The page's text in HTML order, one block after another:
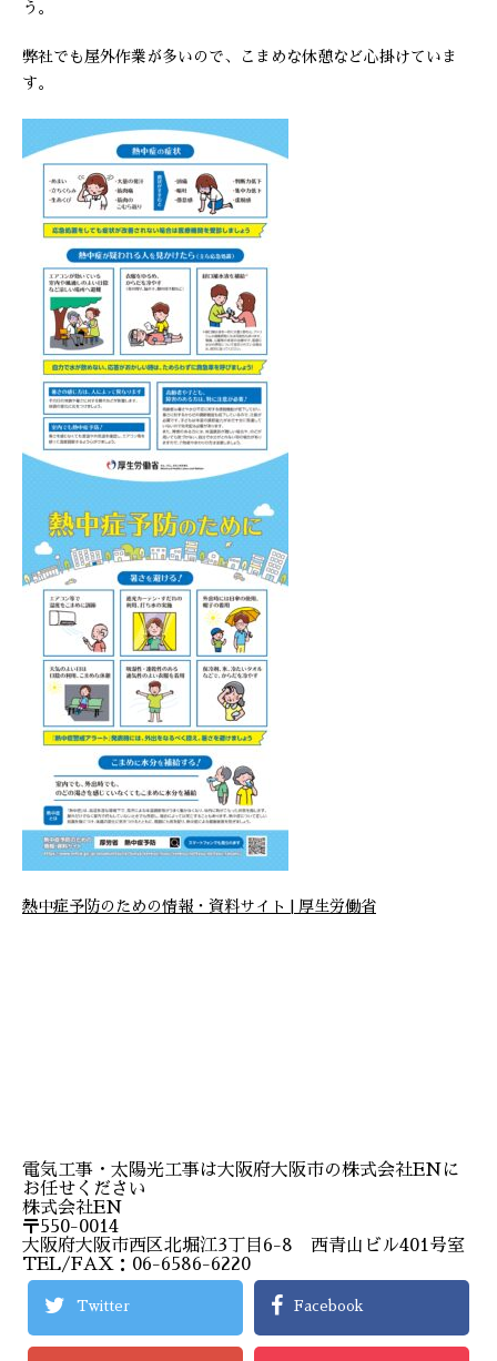
う。
弊社でも屋外作業が多いので、こまめな休憩など心掛けていま
す。
熱中症予防のための情報・資料サイト | 厚生労働省
電気工事・太陽光工事は大阪府大阪市の株式会社ENに
お任せください
株式会社EN
〒550-0014
大阪府大阪市西区北堀江3丁目6-8 西青山ビル401号室
TEL/FAX：06-6586-6220
Twitter Facebook